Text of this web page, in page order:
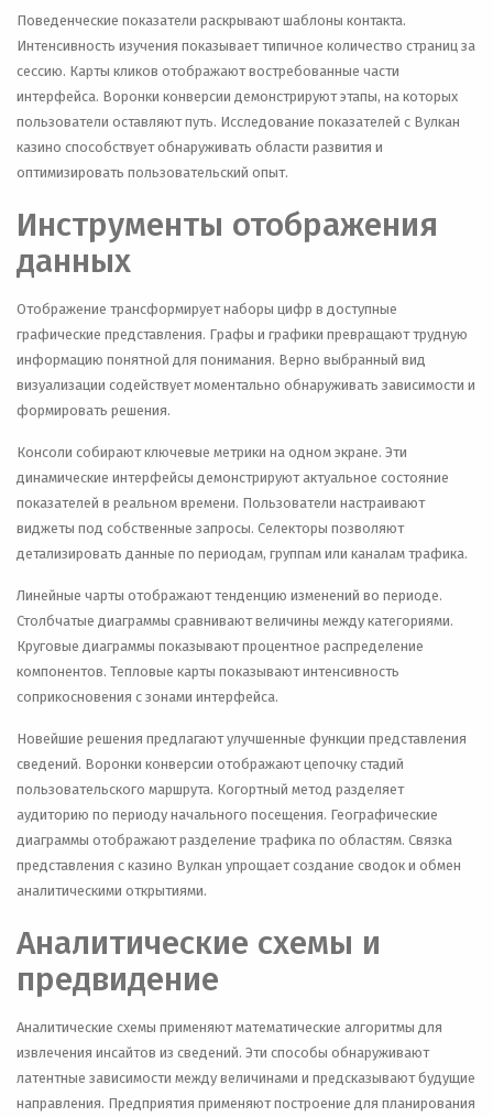
Поведенческие показатели раскрывают шаблоны контакта.
Интенсивность изучения показывает типичное количество страниц за
сессию. Карты кликов отображают востребованные части
интерфейса. Воронки конверсии демонстрируют этапы, на которых
пользователи оставляют путь. Исследование показателей с Вулкан
казино способствует обнаруживать области развития и
оптимизировать пользовательский опыт.
Инструменты отображения
данных
Отображение трансформирует наборы цифр в доступные
графические представления. Графы и графики превращают трудную
информацию понятной для понимания. Верно выбранный вид
визуализации содействует моментально обнаруживать зависимости и
формировать решения.
Консоли собирают ключевые метрики на одном экране. Эти
динамические интерфейсы демонстрируют актуальное состояние
показателей в реальном времени. Пользователи настраивают
виджеты под собственные запросы. Селекторы позволяют
детализировать данные по периодам, группам или каналам трафика.
Линейные чарты отображают тенденцию изменений во периоде.
Столбчатые диаграммы сравнивают величины между категориями.
Круговые диаграммы показывают процентное распределение
компонентов. Тепловые карты показывают интенсивность
соприкосновения с зонами интерфейса.
Новейшие решения предлагают улучшенные функции представления
сведений. Воронки конверсии отображают цепочку стадий
пользовательского маршрута. Когортный метод разделяет
аудиторию по периоду начального посещения. Географические
диаграммы отображают разделение трафика по областям. Связка
представления с казино Вулкан упрощает создание сводок и обмен
аналитическими открытиями.
Аналитические схемы и
предвидение
Аналитические схемы применяют математические алгоритмы для
извлечения инсайтов из сведений. Эти способы обнаруживают
латентные зависимости между величинами и предсказывают будущие
направления. Предприятия применяют построение для планирования